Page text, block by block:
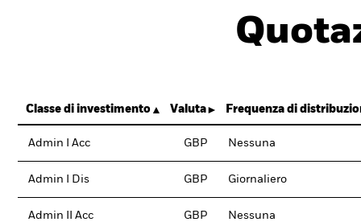
Classe di investimento Valuta Frequenza di
Admin I Acc GBP Nessuna
Admin I Dis GBP Giornaliero
Admin II Acc GBP Nessuna